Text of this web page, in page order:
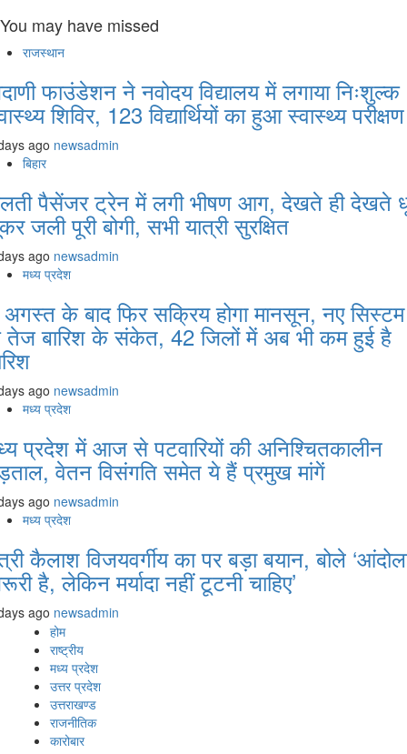
You may have missed
राजस्थान
फाउंडेशन ने नवोदय विद्यालय में लगाया निःशुल्क
शिविर, 123 विद्यार्थियों का हुआ स्वास्थ्य परीक्षण
ago newsadmin
बिहार
पैसेंजर ट्रेन में लगी भीषण आग, देखते ही देखते
जली पूरी बोगी, सभी यात्री सुरक्षित
ago newsadmin
मध्य प्रदेश
के बाद फिर सक्रिय होगा मानसून, नए सिस्टम
बारिश के संकेत, 42 जिलों में अब भी कम हुई है
ago newsadmin
मध्य प्रदेश
प्रदेश में आज से पटवारियों की अनिश्चितकालीन
वेतन विसंगति समेत ये हैं प्रमुख मांगें
ago newsadmin
मध्य प्रदेश
कैलाश विजयवर्गीय का पर बड़ा बयान, बोले
है, लेकिन मर्यादा नहीं टूटनी चाहिए’
ago newsadmin
होम
राष्ट्रीय
मध्य प्रदेश
उत्तर प्रदेश
उत्तराखण्ड
राजनीतिक
कारोबार